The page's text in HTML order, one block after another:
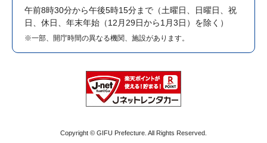
午前8時30分から午後5時15分まで （土曜日、日曜日、祝
日、休日、年末年始（12月29日から1月3日）を除く）
※一部、開庁時間の異なる機関、施設があります。
Copyright © GIFU Prefecture. All Rights Reserved.